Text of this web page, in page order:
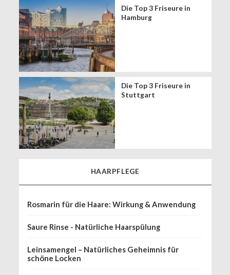
Die Top 3 Friseure in
Hamburg
Die Top 3 Friseure in
Stuttgart
HAARPFLEGE
Rosmarin für die Haare: Wirkung & Anwendung
Saure Rinse - Natürliche Haarspülung
Leinsamengel – Natürliches Geheimnis für
schöne Locken